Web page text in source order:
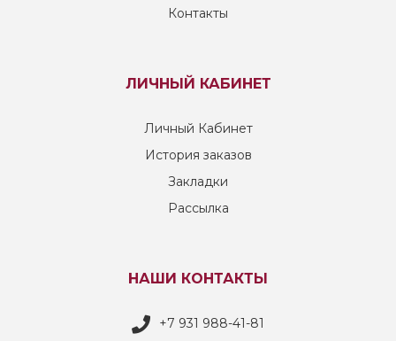
Контакты
ЛИЧНЫЙ КАБИНЕТ
Личный Кабинет
История заказов
Закладки
Рассылка
НАШИ КОНТАКТЫ
+7 931 988-41-81